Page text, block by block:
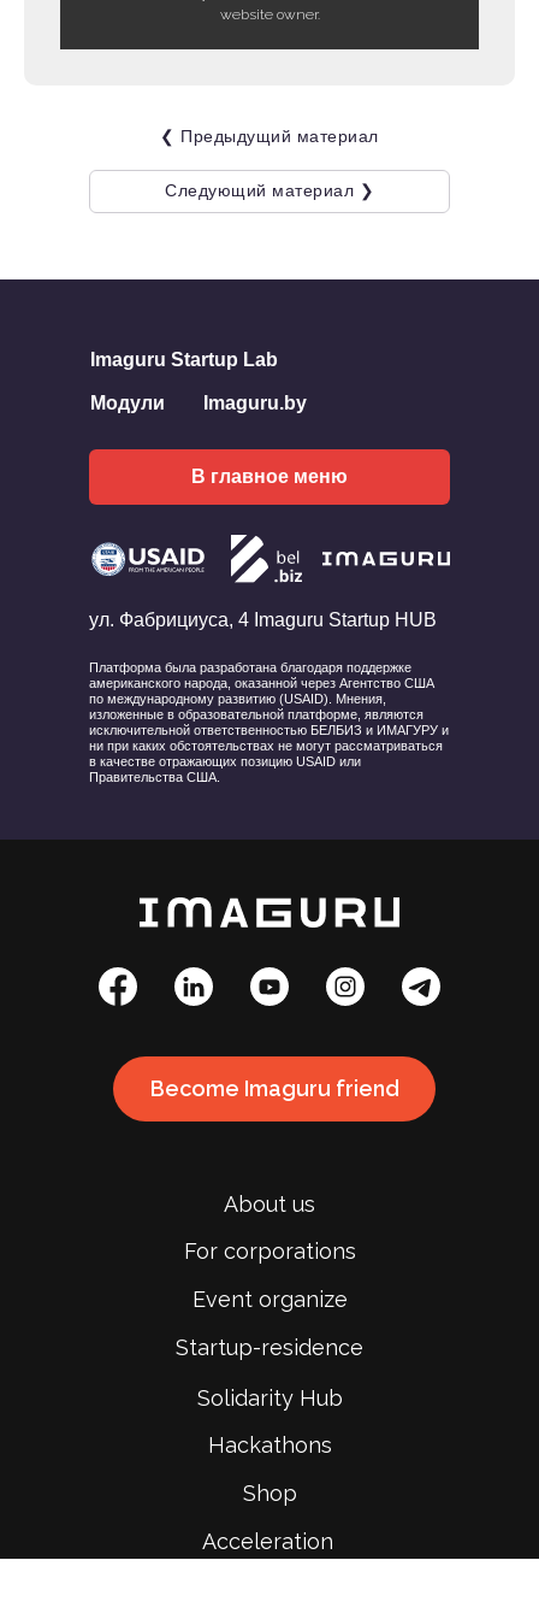
website owner.
❮ Предыдущий материал
Следующий материал ❯
Imaguru Startup Lab
Модули Imaguru.by
ул. Фабрициуса, 4 Imaguru Startup HUB
Платформа была разработана благодаря поддержке
американского народа, оказанной через Агентство США
по международному развитию (USAID). Мнения,
изложенные в образовательной платформе, являются
исключительной ответственностью БЕЛБИЗ и ИМАГУРУ и
ни при каких обстоятельствах не могут рассматриваться
в качестве отражающих позицию USAID или
Правительства США.
В главное меню
About us
For corporations
Event organize
Startup-residence
Solidarity Hub
Hackathons
Shop
Acceleration
Become Imaguru friend